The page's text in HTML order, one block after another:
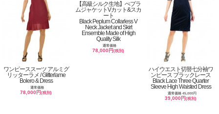
ワンピーススーツ アルミグ
リッターラメ / Glitterlame
Bolero & Dress
通常価格
78,000円(税別)
【高級シルク生地】ぺプラ
ムジャケットVカット&スカ
ート
Black Peplum Collarless V
Neck Jacket and Skirt
Ensemble Made of High
Quality Silk
通常価格
78,000円(税別)
ハイウエスト切替七分袖ワ
ンピース ブラックレース
Black Lace Three Quarter
Sleeve High Waisted Dress
通常価格 45,000円
39,000円(税別)